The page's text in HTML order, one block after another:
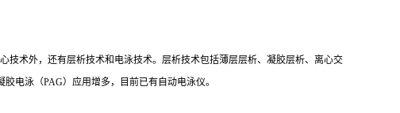
术外，还有层析技术和电泳技术。层析技术包括薄层层析、凝胶层析、离心交
电泳（PAG）应用增多，目前已有自动电泳仪。